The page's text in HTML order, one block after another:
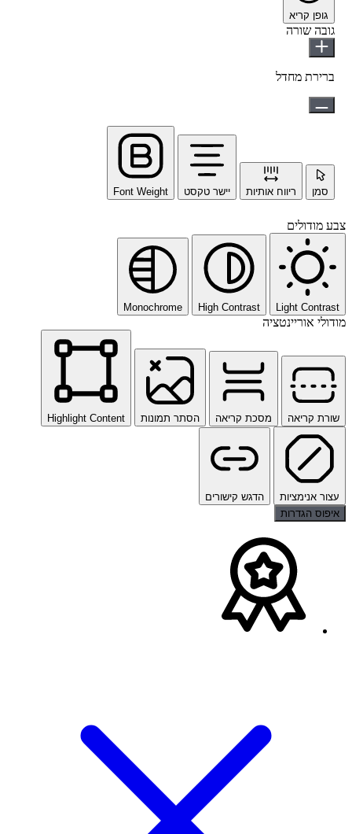
גופן קריא
גובה שורה
ברירת מחדל
סמן ריווח אותיות יישר טקסט Font Weight
צבע מודולים
Light Contrast
High Contrast
Monochrome
מודולי אוריינטציה
שורת קריאה מסכת קריאה הסתר תמונות Highlight Content
עצור אנימציות
הדגש קישורים
איפוס הגדרות